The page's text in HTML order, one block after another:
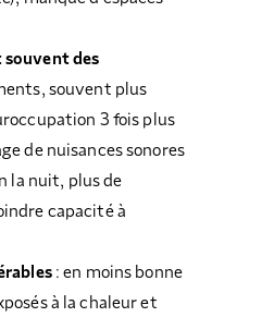
souvent des
souvent plus
3 fois plus
de nuisances sonores
la nuit, plus de
capacité à
: en moins bonne
à la chaleur et